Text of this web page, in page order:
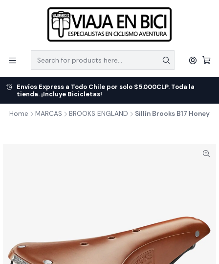
Envíos Express a Todo Chile por solo $5.000CLP. Toda la
tienda. ¡Incluye Bicicletas!
Home MARCAS BROOKS ENGLAND Sillín Brooks B17 Honey